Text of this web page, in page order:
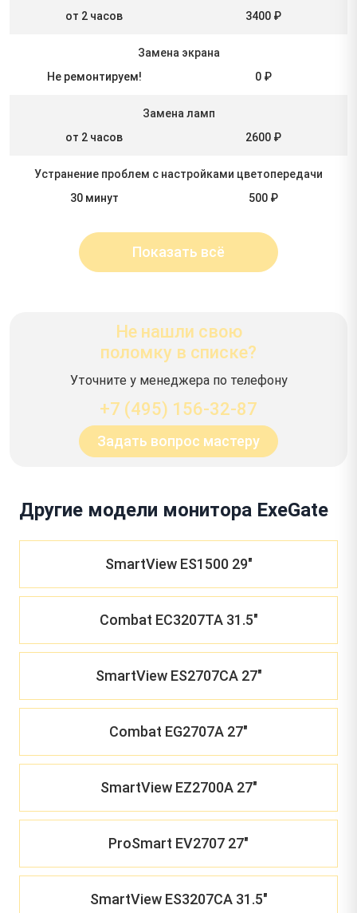
от 2 часов
3400 ₽
Замена экрана
Не ремонтируем!
0 ₽
Замена ламп
от 2 часов
2600 ₽
Устранение проблем с настройками цветопередачи
30 минут
500 ₽
Показать всё
Не нашли свою
поломку в списке?
Уточните у менеджера по телефону
+7 (495) 156-32-87
Задать вопрос мастеру
Другие модели монитора ExeGate
SmartView ES1500 29"
Combat EC3207TA 31.5"
SmartView ES2707CA 27"
Combat EG2707A 27"
SmartView EZ2700A 27"
ProSmart EV2707 27"
SmartView ES3207CA 31.5"